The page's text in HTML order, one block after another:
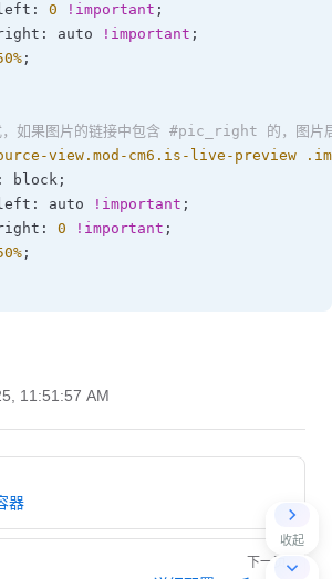
收起
0 !important ;
auto !important ;
% ;
，如果图片的链接中包含 #pic_right 的，图片
view.mod-cm6.is-live-preview
block ;
auto !important ;
0 !important ;
% ;
11:51:57 AM
器
下一页